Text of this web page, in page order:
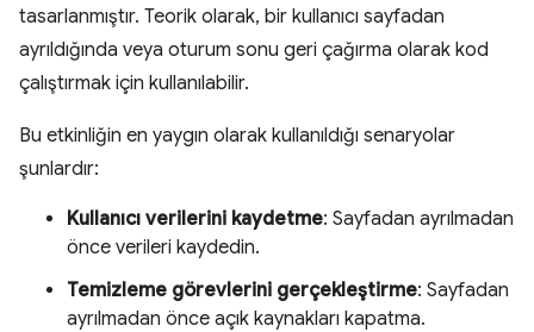
tasarlanmıştır. Teorik olarak, bir kullanıcı sayfadan
ayrıldığında veya oturum sonu geri çağırma olarak kod
çalıştırmak için kullanılabilir.
Bu etkinliğin en yaygın olarak kullanıldığı senaryolar
şunlardır:
Kullanıcı verilerini kaydetme: Sayfadan ayrılmadan
önce verileri kaydedin.
Temizleme görevlerini gerçekleştirme: Sayfadan
ayrılmadan önce açık kaynakları kapatma.